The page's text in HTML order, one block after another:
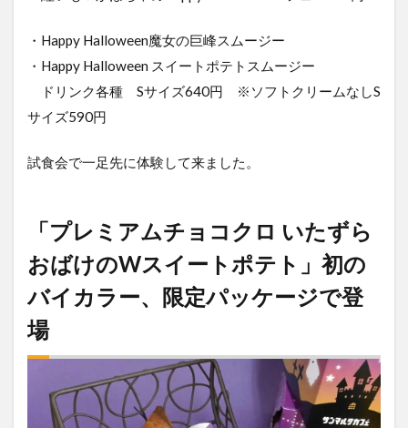
・Happy Halloween魔女の巨峰スムージー
・Happy Halloween スイートポテトスムージー
ドリンク各種 Sサイズ640円 ※ソフトクリームなしS
サイズ590円
試食会で一足先に体験して来ました。
「プレミアムチョコクロ いたずら
おばけのWスイートポテト」初の
バイカラー、限定パッケージで登
場